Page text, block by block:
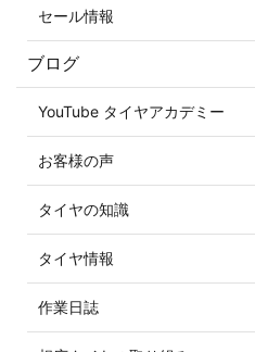
セール情報
ブログ
YouTube タイヤアカデミー
お客様の声
タイヤの知識
タイヤ情報
作業日誌